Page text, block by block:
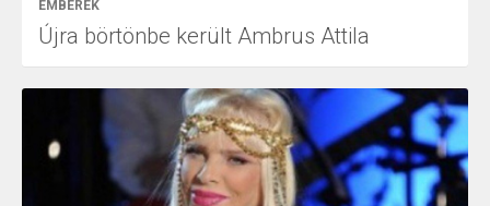
EMBEREK
Újra börtönbe került Ambrus Attila